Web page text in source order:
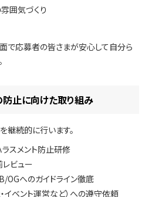
囲気づくり
で応募者の皆さまが安心して自分ら
止に向けた取り組み
継続的に行います。
スメント防止研修
ビュー
OGへのガイドライン徹底
イベント運営など）への遵守依頼